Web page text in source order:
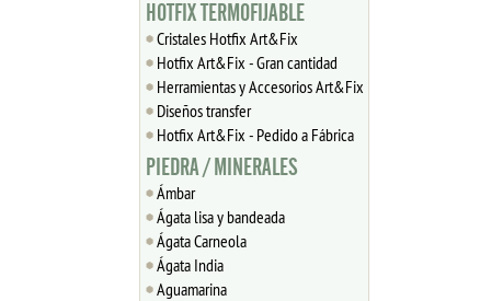
HOTFIX TERMOFIJABLE
Cristales Hotfix Art&Fix
Hotfix Art&Fix - Gran cantidad
Herramientas y Accesorios Art&Fix
Diseños transfer
Hotfix Art&Fix - Pedido a Fábrica
PIEDRA / MINERALES
Ámbar
Ágata lisa y bandeada
Ágata Carneola
Ágata India
Aguamarina